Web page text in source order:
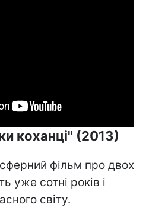
коханці" (2013)
фільм про двох
уже сотні років і
світу.